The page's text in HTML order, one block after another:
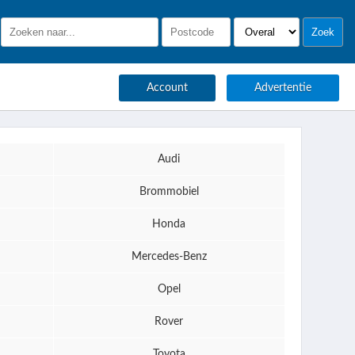
Account Advertentie
Audi
Brommobiel
Honda
Mercedes-Benz
Opel
Rover